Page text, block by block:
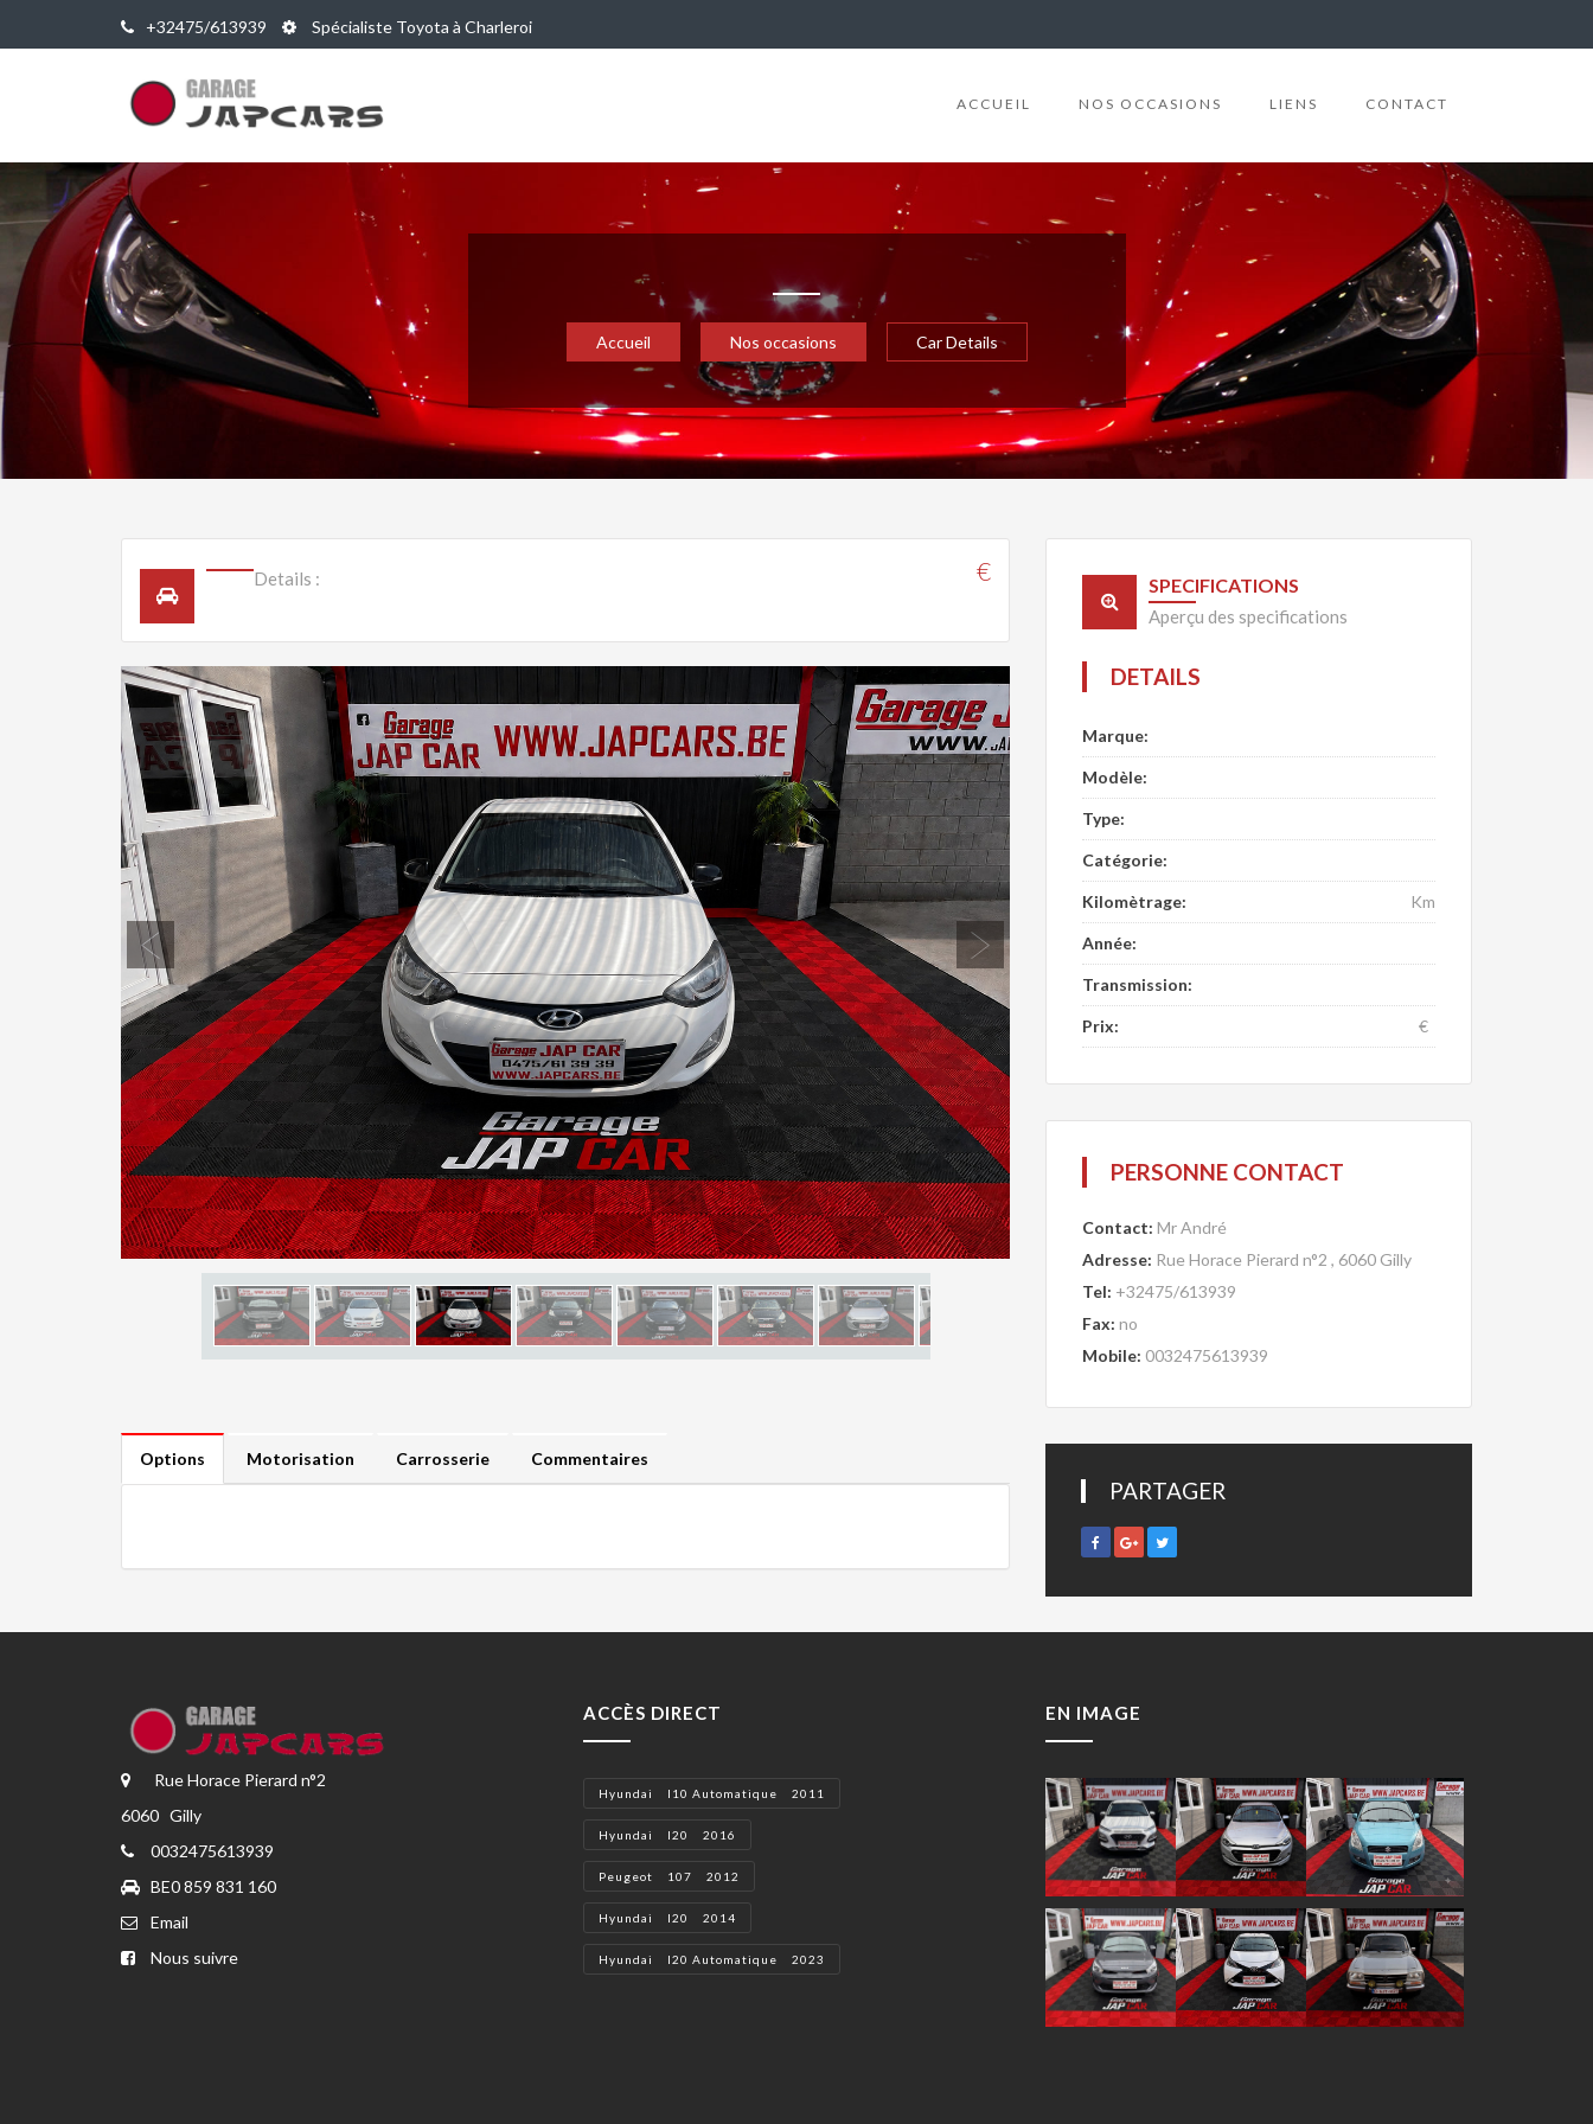
+32475/613939 Spécialiste Toyota à Charleroi
ACCUEIL NOS OCCASIONS LIENS CONTACT
Accueil Nos occasions Car Details
Details : €
Previous Next
Options Motorisation Carrosserie Commentaires
SPECIFICATIONS
Aperçu des specifications
DETAILS
Marque:
Modèle:
Type:
Catégorie:
Kilomètrage: Km
Année:
Transmission:
Prix: €
PERSONNE CONTACT
Contact: Mr André
Adresse: Rue Horace Pierard n°2 , 6060 Gilly
Tel: +32475/613939
Fax: no
Mobile: 0032475613939
PARTAGER
Rue Horace Pierard n°2
6060 Gilly
0032475613939
BE0 859 831 160
Email
Nous suivre
ACCÈS DIRECT
Hyundai I10 Automatique 2011
Hyundai I20 2016
Peugeot 107 2012
Hyundai I20 2014
Hyundai I20 Automatique 2023
EN IMAGE